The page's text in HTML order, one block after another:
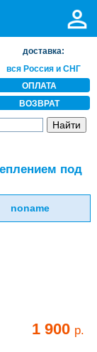
доставка:
вся Россия и СНГ
ОПЛАТА
ВОЗВРАТ
под
noname
1 900 р.